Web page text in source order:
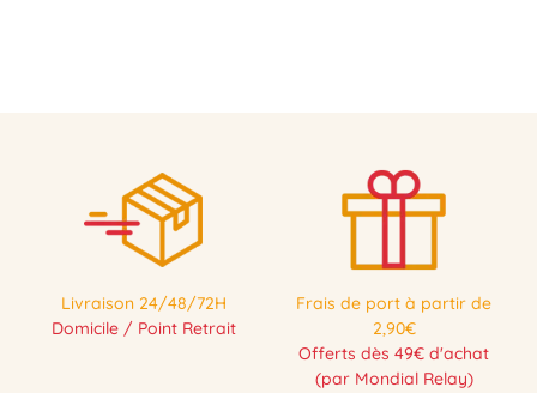
Livraison 24/48/72H
Domicile / Point Retrait
Frais de port à partir de
2,90€
Offerts dès 49€ d'achat
(par Mondial Relay)